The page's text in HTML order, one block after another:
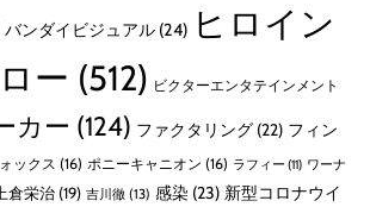
バンダイビジュアル (24) ヒロイン
ー (512) ビクターエンタテインメント
カー (124) ファクタリング (22) フィン
ックス (16) ポニーキャニオン (16) ラフィー (11) ワーナ
上倉栄治 (19) 吉川徹 (13) 感染 (23) 新型コロナウイ